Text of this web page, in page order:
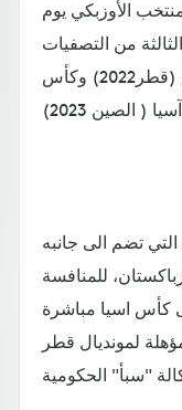
الأوزبكي يوم
من التصفيات
المشتركة المؤهلة إلى كأس العالم (قطر2022) وكأس
تضم الى جانبه
للمنافسة
كأس اسيا مباشرة
لمونديال قطر